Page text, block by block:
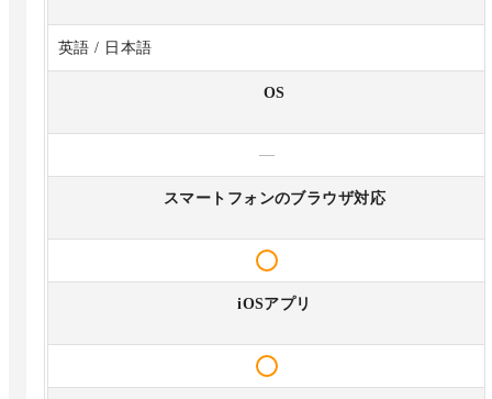
英語 / 日本語
OS
—
スマートフォンのブラウザ対応
iOSアプリ